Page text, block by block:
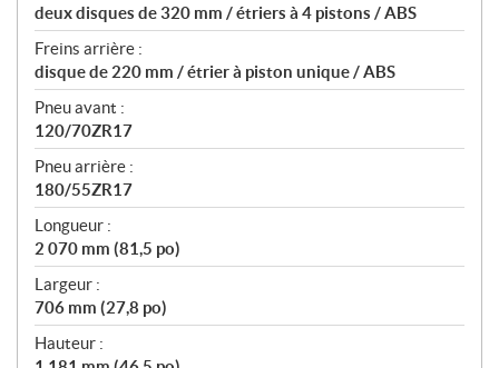
deux disques de 320 mm / étriers à 4 pistons / ABS
Freins arrière :
disque de 220 mm / étrier à piston unique / ABS
Pneu avant :
120/70ZR17
Pneu arrière :
180/55ZR17
Longueur :
2 070 mm (81,5 po)
Largeur :
706 mm (27,8 po)
Hauteur :